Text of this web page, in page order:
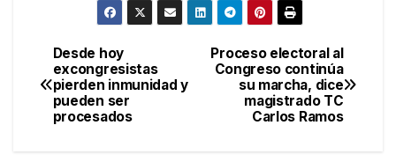
Navegación
de
entradas
Proceso electoral al
Congreso continúa
su marcha, dice
magistrado TC
Carlos Ramos
Desde hoy
excongresistas
pierden inmunidad y
pueden ser
procesados